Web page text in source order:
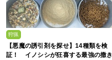
狩猟
【悪魔の誘引剤を探せ】14種類を検
証！ イノシシが狂喜する最強の撒き